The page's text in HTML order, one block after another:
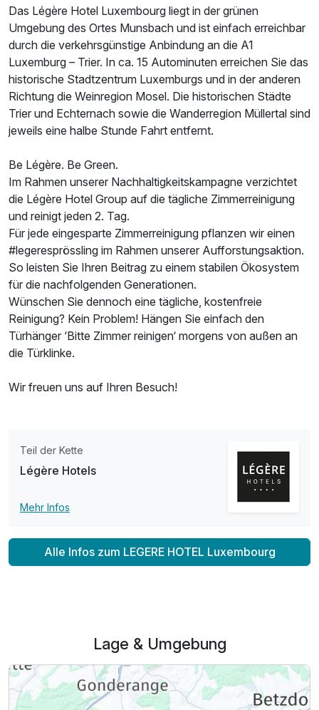
Für 4 Tage p.P. ab289,00 €
Doppelzimmer Superior
Ausstattung
Für 4 Tage p.P. ab274,00 €
Doppelzimmer zur Einzelnutzung
Das Légère Hotel Luxembourg liegt in der grünen
Umgebung des Ortes Munsbach und ist einfach erreichbar
durch die verkehrsgünstige Anbindung an die A1
Luxemburg – Trier. In ca. 15 Autominuten erreichen Sie das
historische Stadtzentrum Luxemburgs und in der anderen
Richtung die Weinregion Mosel. Die historischen Städte
Trier und Echternach sowie die Wanderregion Müllertal sind
jeweils eine halbe Stunde Fahrt entfernt.
Be Légère. Be Green.
Im Rahmen unserer Nachhaltigkeitskampagne verzichtet
die Légère Hotel Group auf die tägliche Zimmerreinigung
und reinigt jeden 2. Tag.
Für jede eingesparte Zimmerreinigung pflanzen wir einen
#legeresprössling im Rahmen unserer Aufforstungsaktion.
So leisten Sie Ihren Beitrag zu einem stabilen Ökosystem
für die nachfolgenden Generationen.
Wünschen Sie dennoch eine tägliche, kostenfreie
Reinigung? Kein Problem! Hängen Sie einfach den
Türhänger ‘Bitte Zimmer reinigen‘ morgens von außen an
die Türklinke.
Wir freuen uns auf Ihren Besuch!
Teil der Kette
Légère Hotels
Mehr Infos
Alle Infos zum LEGERE HOTEL Luxembourg
Lage & Umgebung